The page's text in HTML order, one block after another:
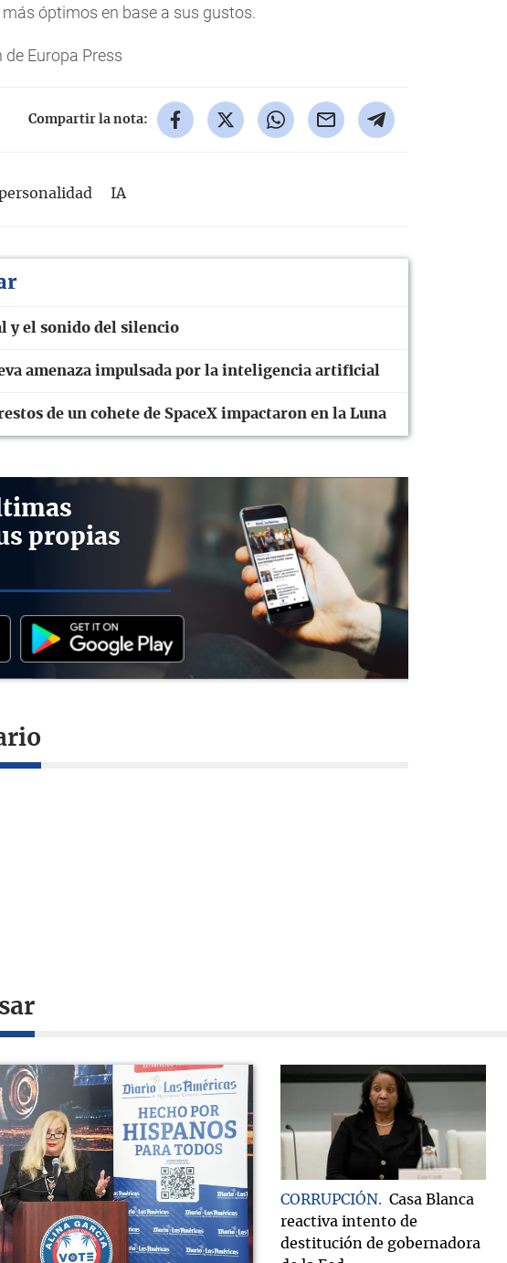
óptimos en base a sus gustos.
Europa Press
Compartir la nota:
IA
y el sonido del silencio
amenaza impulsada por la inteligencia artificial
de un cohete de SpaceX impactaron en la Luna
propias
CORRUPCIÓN
Casa Blanca
reactiva intento de
destitución de gobernadora